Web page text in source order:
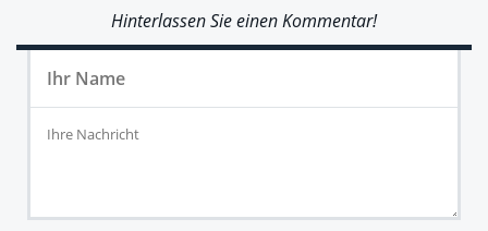
Hinterlassen Sie einen Kommentar!